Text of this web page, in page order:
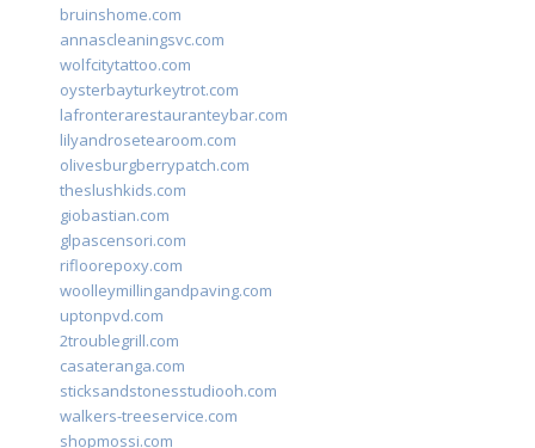
bruinshome.com
annascleaningsvc.com
wolfcitytattoo.com
oysterbayturkeytrot.com
lafronterarestauranteybar.com
lilyandrosetearoom.com
olivesburgberrypatch.com
theslushkids.com
giobastian.com
glpascensori.com
rifloorepoxy.com
woolleymillingandpaving.com
uptonpvd.com
2troublegrill.com
casateranga.com
sticksandstonesstudiooh.com
walkers-treeservice.com
shopmossi.com